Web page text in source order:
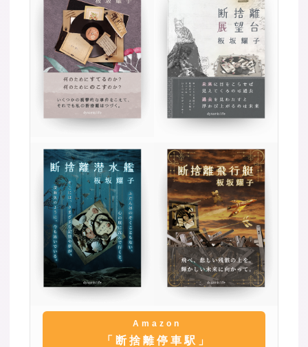
Amazon
「断捨離停車駅」